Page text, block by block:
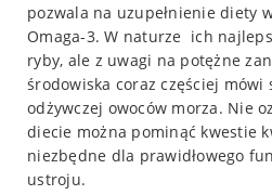
pozwala na uzupełnienie diety
Omaga-3. W naturze ich
ryby, ale z uwagi na potężne
środowiska coraz częściej mówi
odżywczej owoców morza. Nie
diecie można pominąć kwestie
niezbędne dla prawidłowego
ustroju.